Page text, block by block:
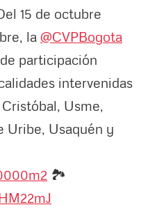
15 de octubre
la @CVPBogota
participación
intervenidas
Usme,
Uribe, Usaquén y
🏞️